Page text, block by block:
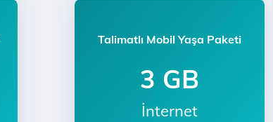
Talimatlı Mobil Yaşa Paketi
3 GB
İnternet